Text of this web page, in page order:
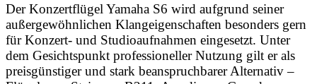
Der Konzertflügel Yamaha S6 wird aufgrund seiner
außergewöhnlichen Klangeigenschaften besonders gern
für Konzert- und Studioaufnahmen eingesetzt. Unter
dem Gesichtspunkt professioneller Nutzung gilt er als
preisgünstiger und stark beanspruchbarer Alternativ –